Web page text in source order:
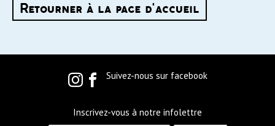
Retourner à la page d'accueil
Suivez-nous sur facebook
Inscrivez-vous à notre infolettre